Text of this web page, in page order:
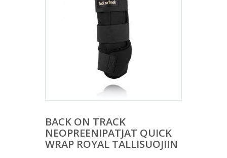
BACK ON TRACK
NEOPREENIPATJAT QUICK
WRAP ROYAL TALLISUOJIIN